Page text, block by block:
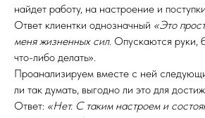
найдет работу, на настроение и
Ответ клиентки однозначный «Это
меня жизненных сил. Опускаются руки,
что-либо делать».
Проанализируем вместе с ней
ли так думать, выгодно ли это для
Ответ: «Нет. С таким настроем и